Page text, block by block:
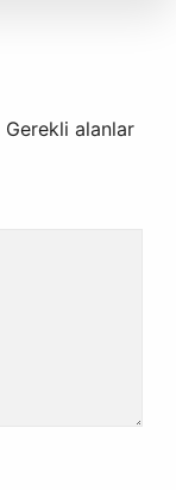
Gerekli alanlar